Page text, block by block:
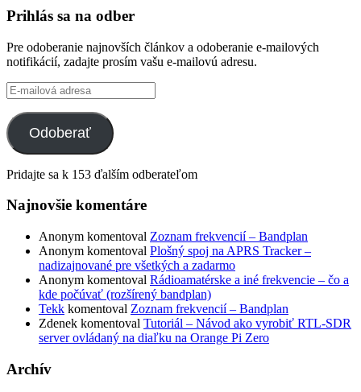
Prihlás sa na odber
Pre odoberanie najnovších článkov a odoberanie e-mailových
notifikácií, zadajte prosím vašu e-mailovú adresu.
E-
mailová
adresa
Odoberať
Pridajte sa k 153 ďalším odberateľom
Najnovšie komentáre
Anonym komentoval Zoznam frekvencií – Bandplan
Anonym komentoval Plošný spoj na APRS Tracker –
nadizajnované pre všetkých a zadarmo
Anonym komentoval Rádioamatérske a iné frekvencie – čo a
kde počúvať (rozšírený bandplan)
Tekk komentoval Zoznam frekvencií – Bandplan
Zdenek komentoval Tutoriál – Návod ako vyrobiť RTL-SDR
server ovládaný na diaľku na Orange Pi Zero
Archív